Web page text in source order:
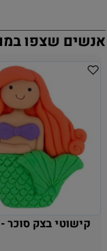
אנשים שצפו
קישוטי בצק סוכר